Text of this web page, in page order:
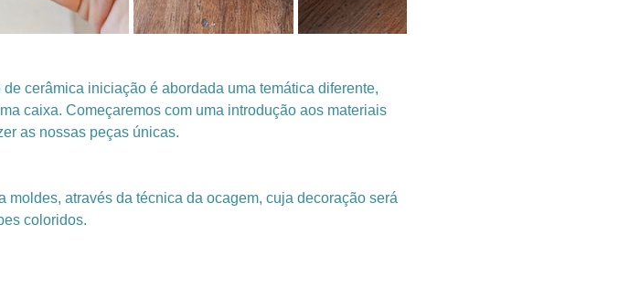
cerâmica iniciação é abordada uma temática diferente,
caixa. Começaremos com uma introdução aos materiais
as nossas peças únicas.
através da técnica da ocagem, cuja decoração será
coloridos.